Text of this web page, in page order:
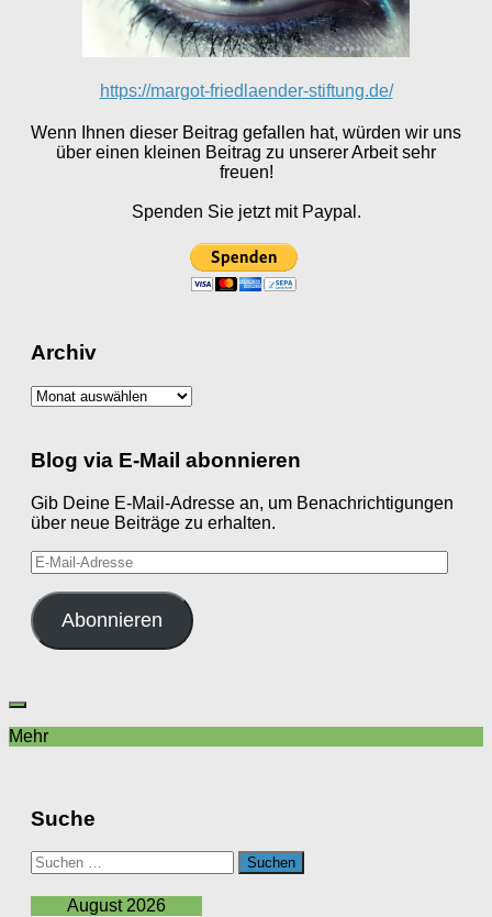
https://margot-friedlaender-stiftung.de/
Wenn Ihnen dieser Beitrag gefallen hat, würden wir uns
über einen kleinen Beitrag zu unserer Arbeit sehr
freuen!
Spenden Sie jetzt mit Paypal.
Archiv
Archiv
Blog via E-Mail abonnieren
Gib Deine E-Mail-Adresse an, um Benachrichtigungen
über neue Beiträge zu erhalten.
E-
Mail-
Adresse
Abonnieren
Mehr
Suche
Suchen
nach:
August 2026